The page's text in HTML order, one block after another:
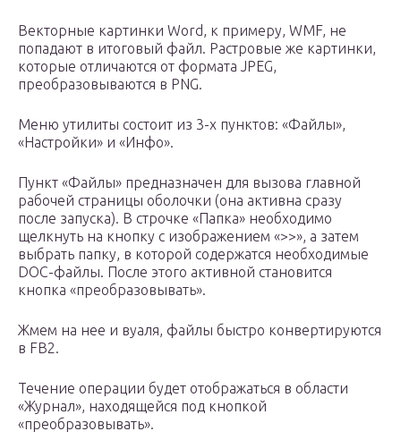
Векторные картинки Word, к примеру, WMF, не
попадают в итоговый файл. Растровые же картинки,
которые отличаются от формата JPEG,
преобразовываются в PNG.
Меню утилиты состоит из 3-х пунктов: «Файлы»,
«Настройки» и «Инфо».
Пункт «Файлы» предназначен для вызова главной
рабочей страницы оболочки (она активна сразу
после запуска). В строчке «Папка» необходимо
щелкнуть на кнопку с изображением «>>», а затем
выбрать папку, в которой содержатся необходимые
DOC-файлы. После этого активной становится
кнопка «преобразовывать».
Жмем на нее и вуаля, файлы быстро конвертируются
в FB2.
Течение операции будет отображаться в области
«Журнал», находящейся под кнопкой
«преобразовывать».